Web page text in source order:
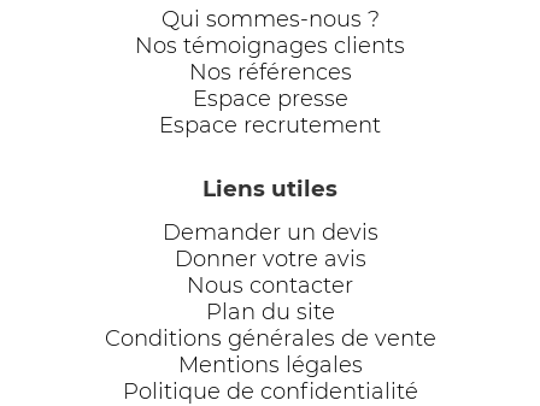
Qui sommes-nous ?
Nos témoignages clients
Nos références
Espace presse
Espace recrutement
Liens utiles
Demander un devis
Donner votre avis
Nous contacter
Plan du site
Conditions générales de vente
Mentions légales
Politique de confidentialité